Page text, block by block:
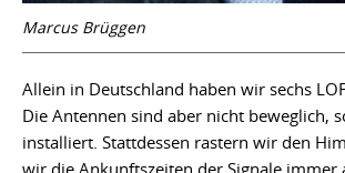
Marcus Brüggen
Allein in Deutschland haben wir sechs
Die Antennen sind aber nicht beweglich,
installiert. Stattdessen rastern wir den